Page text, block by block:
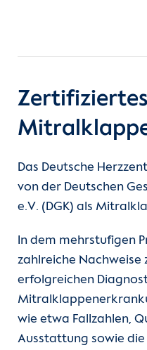
Zertifiziertes
Das Deutsche
von der Deutschen
e.V. (DGK) als
In dem mehrstufigen
zahlreiche Nachweise
erfolgreichen
wie etwa Fallzahlen,
Ausstattung sowie